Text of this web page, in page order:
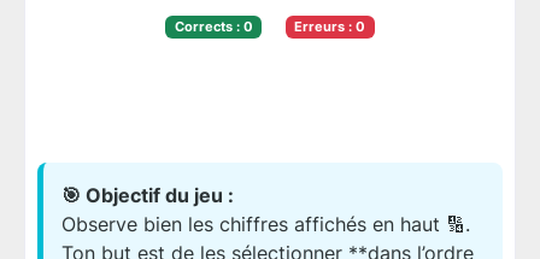
Corrects : 0 Erreurs :0
🎯 Objectif du jeu :
Observe bien les chiffres affichés en haut 🔢.
Ton but est de les sélectionner **dans l’ordre